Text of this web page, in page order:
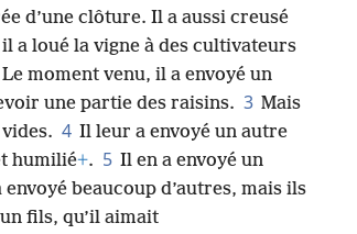
d’une clôture. Il a aussi creusé
il a loué la vigne à des cultivateurs
Le moment venu, il a envoyé un
une partie des raisins. 3 Mais
4 Il leur a envoyé un autre
humilié+. 5 Il en a envoyé un
beaucoup d’autres, mais ils
fils, qu’il aimait